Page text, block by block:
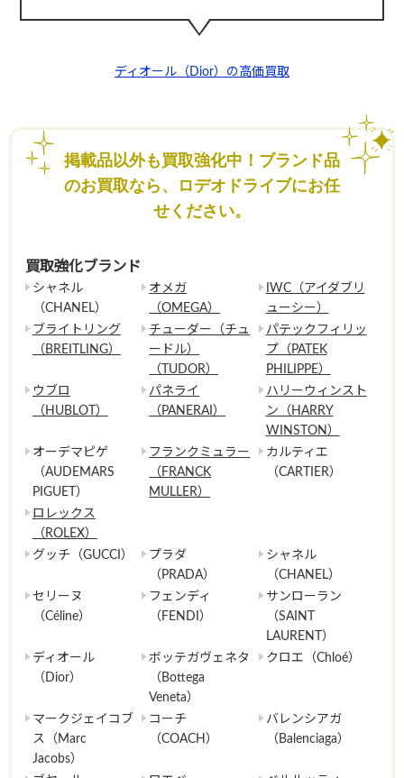
ディオール（Dior）の高価買取
掲載品以外も買取強化中！ブランド品
のお買取なら、ロデオドライブにお任
せください。
買取強化ブランド
シャネル
（CHANEL）
オメガ
（OMEGA）
IWC（アイダブリ
ューシー）
ブライトリング
（BREITLING）
チューダー（チュ
ードル）
（TUDOR）
パテックフィリッ
プ（PATEK
PHILIPPE）
ウブロ
（HUBLOT）
パネライ
（PANERAI）
ハリーウィンスト
ン（HARRY
WINSTON）
オーデマピゲ
（AUDEMARS
PIGUET）
フランクミュラー
（FRANCK
MULLER）
カルティエ
（CARTIER）
ロレックス
（ROLEX）
グッチ（GUCCI）
プラダ
（PRADA）
シャネル
（CHANEL）
セリーヌ
（Céline）
フェンディ
（FENDI）
サンローラン
（SAINT
LAURENT）
ディオール
（Dior）
ボッテガヴェネタ
（Bottega
Veneta）
クロエ（Chloé）
マークジェイコブ
ス（Marc
Jacobs）
コーチ
（COACH）
バレンシアガ
（Balenciaga）